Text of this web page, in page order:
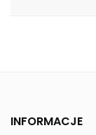
INFORMACJE